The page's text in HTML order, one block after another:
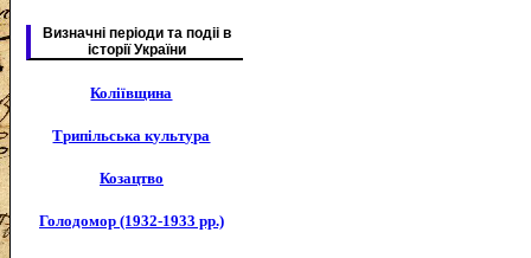
Визначні періоди та подіі в
історії України
Коліївщина
Трипільська культура
Козацтво
Голодомор (1932-1933 рр.)